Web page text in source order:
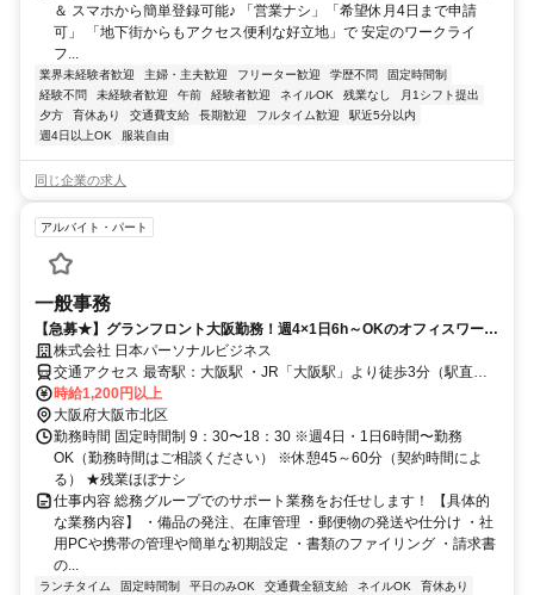
＆ スマホから簡単登録可能♪ 「営業ナシ」「希望休月4日まで申請
可」 「地下街からもアクセス便利な好立地」で 安定のワークライ
フ...
業界未経験者歓迎 主婦・主夫歓迎 フリーター歓迎 学歴不問
固定時間制
経験不問
未経験者歓迎 午前 経験者歓迎 ネイルOK 残業なし
月1シフト提出
夕方
育休あり 交通費支給 長期歓迎 フルタイム歓迎
駅近5分以内
週4日以上OK
服装自由
同じ企業の求人
アルバイト・パート
一般事務
【急募★】グランフロント大阪勤務！週4×1日6h～OKのオフィスワーク
♪主婦さん多数活躍中◎
株式会社 日本パーソナルビジネス
交通アクセス 最寄駅：大阪駅 ・JR「大阪駅」より徒歩3分（駅直
結！） ・Osaka Metro御堂筋線「梅田駅」より徒歩3分 ・阪急「大阪
梅田駅」より徒歩3分 ★勤務地は「グランフロント大阪」！ 雨の日で
も濡れずに通勤できるバツグンの立地です♪
時給1,200円以上
大阪府大阪市北区
勤務時間 固定時間制 9：30〜18：30 ※週4日・1日6時間〜勤務
OK（勤務時間はご相談ください） ※休憩45～60分（契約時間によ
る） ★残業ほぼナシ
仕事内容 総務グループでのサポート業務をお任せします！ 【具体的
な業務内容】 ・備品の発注、在庫管理 ・郵便物の発送や仕分け ・社
用PCや携帯の管理や簡単な初期設定 ・書類のファイリング ・請求書
の...
ランチタイム 固定時間制 平日のみOK 交通費全額支給 ネイルOK
育休あり